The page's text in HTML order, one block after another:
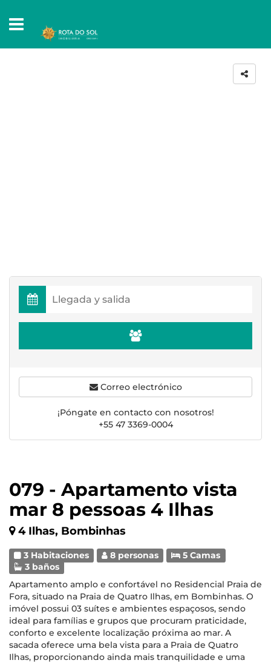
079 - Apartamento vista
mar 8 pessoas 4 Ilhas
4 Ilhas, Bombinhas
3 Habitaciones 8 personas
5 Camas
3 baños
Apartamento amplo e confortável no Residencial Praia de
Fora, situado na Praia de Quatro Ilhas, em Bombinhas. O
imóvel possui 03 suítes e ambientes espaçosos, sendo
ideal para famílias e grupos que procuram praticidade,
conforto e excelente localização próxima ao mar. A
sacada oferece uma bela vista para a Praia de Quatro
Ilhas, proporcionando ainda mais tranquilidade e uma
Correo electrónico
¡Póngate en contacto con nosotros!
+55 47 3369-0004